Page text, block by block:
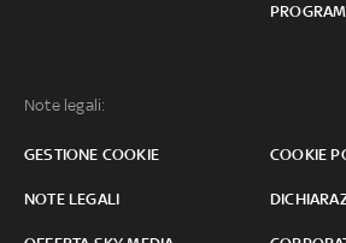
Note legali:
GESTIONE COOKIE COOKIE
NOTE LEGALI